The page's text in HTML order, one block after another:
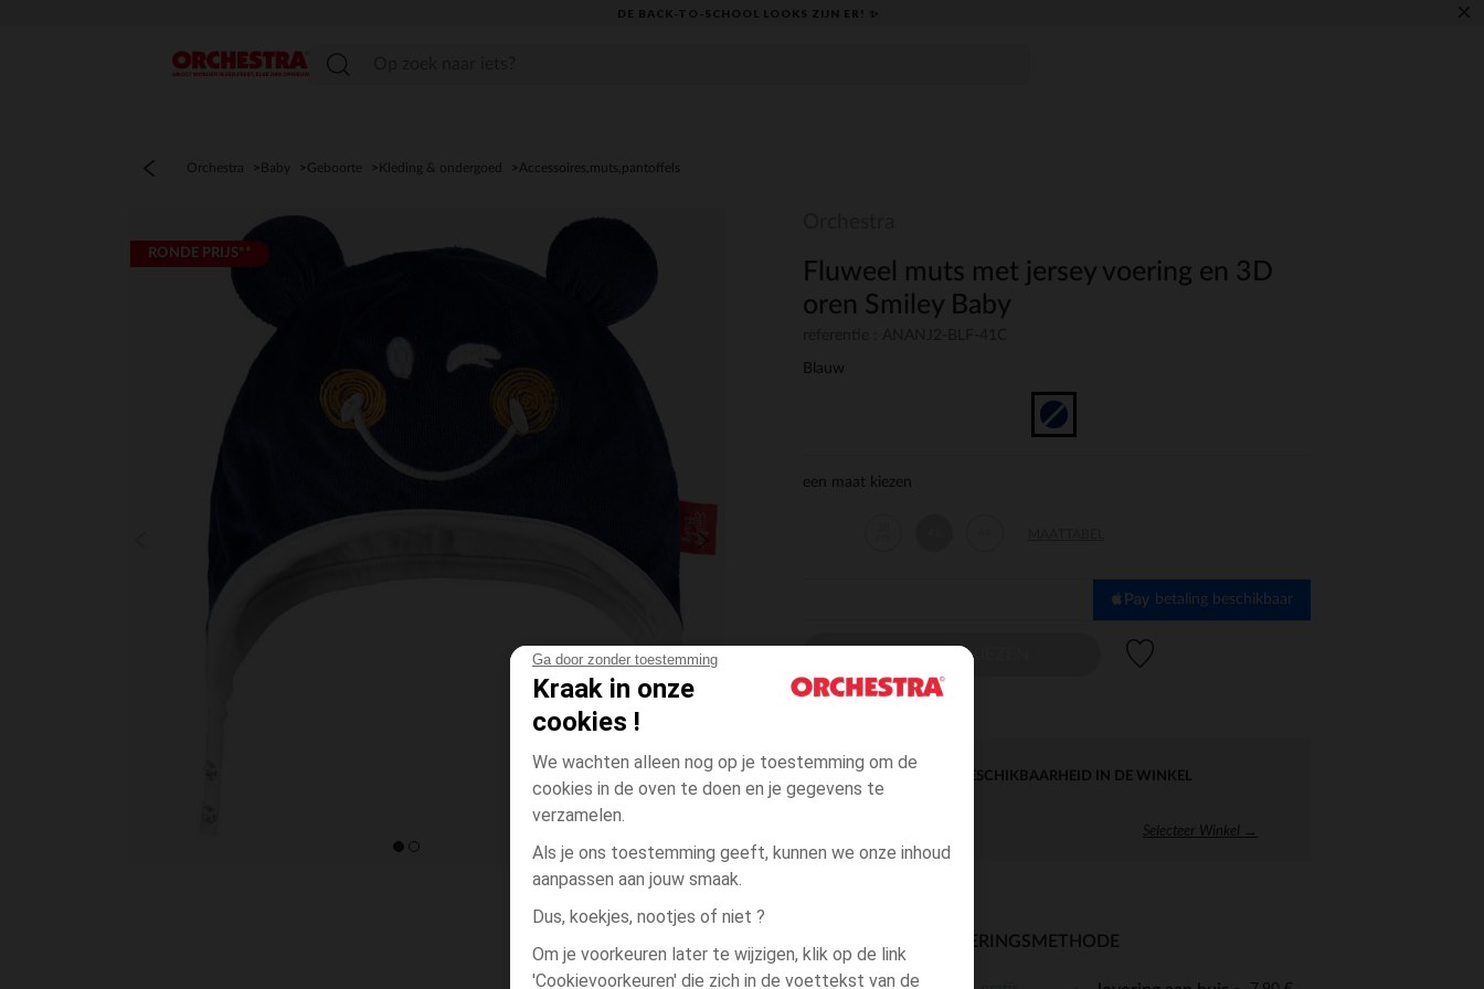
Ga door zonder toestemming
Kraak in onze
cookies !
We wachten alleen nog op je toestemming om de
cookies in de oven te doen en je gegevens te
verzamelen.
Als je ons toestemming geeft, kunnen we onze inhoud
aanpassen aan jouw smaak.
Dus, koekjes, nootjes of niet ?
Om je voorkeuren later te wijzigen, klik op de link
'Cookievoorkeuren' die zich in de voettekst van de
DE BACK-TO-SCHOOL LOOKS ZIJN ER! ✨ ×
menu
Orchestra Baby Geboorte Kleding & ondergoed Accessoires,muts,pantoffels
RONDE PRIJS**
Fluweel muts met jersey voering en 3D
oren Smiley Baby
Blauw
een maat kiezen
betaling beschikbaar
EEN MAAT KIEZEN
DIRECTE BESCHIKBAARHEID IN DE WINKEL
Selecteer Winkel →
BESCHIKBAARE LEVERINGSMETHODE